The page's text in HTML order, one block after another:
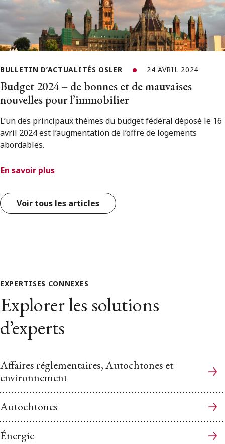
BULLETIN D’ACTUALITÉS OSLER 24 AVRIL 2024
Budget 2024 – de bonnes et de mauvaises
nouvelles pour l’immobilier
L’un des principaux thèmes du budget fédéral déposé le 16
avril 2024 est l’augmentation de l’offre de logements
abordables.
En savoir plus
Voir tous les articles
EXPERTISES CONNEXES
Explorer les solutions
d’experts
Affaires réglementaires, Autochtones et
environnement
Autochtones
Énergie